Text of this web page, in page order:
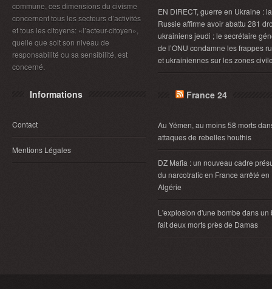
commune, ces dimensions du civisme
concernent tous les secteurs d’activités
et tous les citoyens: «l’acteur-citoyen»,
quelle que soit son niveau de
responsabilité ou sa sensibilité, est
concerné.
Informations
Contact
Mentions Légales
EN DIRECT, guerre en Ukraine : la
Russie affirme avoir abattu 281
ukrainiens jeudi ; le secrétaire
de l’ONU condamne les frappes
et ukrainiennes sur les zones
France 24
Au Yémen, au moins 58 morts
attaques de rebelles houthis
DZ Mafia : un nouveau cadre
du narcotrafic en France arrêté en
Algérie
L'explosion d'une bombe dans un
fait deux morts près de Damas